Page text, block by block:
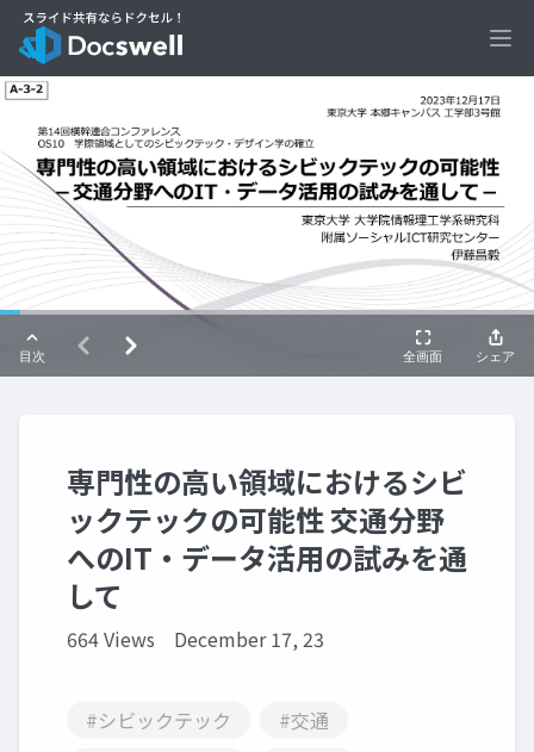
専門性の高い領域におけるシビ
ックテックの可能性 交通分野
へのIT・データ活用の試みを通
して
664 Views December 17, 23
#シビックテック
#交通